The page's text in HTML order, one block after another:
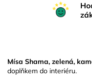
Mísa Shama, zelená,
doplňkem do interiéru.